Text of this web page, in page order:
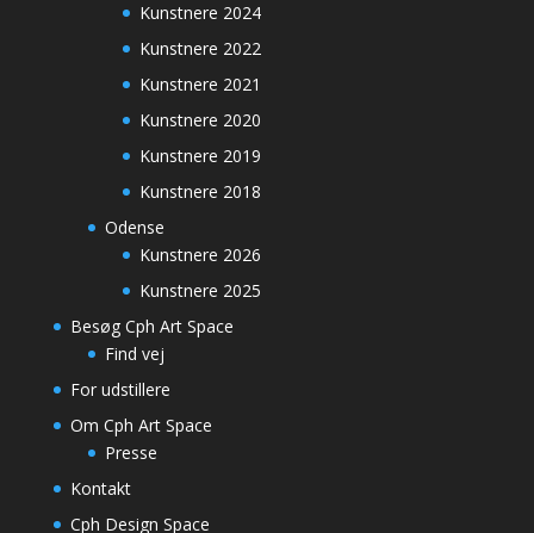
Kunstnere 2024
Kunstnere 2022
Kunstnere 2021
Kunstnere 2020
Kunstnere 2019
Kunstnere 2018
Odense
Kunstnere 2026
Kunstnere 2025
Besøg Cph Art Space
Find vej
For udstillere
Om Cph Art Space
Presse
Kontakt
Cph Design Space